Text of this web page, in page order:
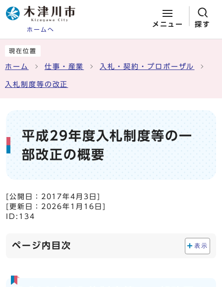
ホームへ
メニュー 探す
現在位置
ホーム 仕事・産業 入札・契約・プロポーザル
入札制度等の改正
平成29年度入札制度等の一
部改正の概要
[公開日： 2017年4月3日
[更新日： 2026年1月16日
ID:134
ページ内目次 表示